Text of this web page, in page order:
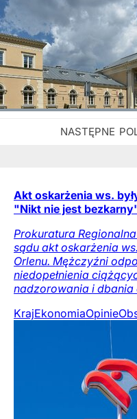
Akt oskarżenia ws.
"Nikt nie jest
Prokuratura
sądu akt oskarżenia
Orlenu. Mężczyźni
niedopełnienia
nadzorowania i dbania
KrajEkonomiaOpinie